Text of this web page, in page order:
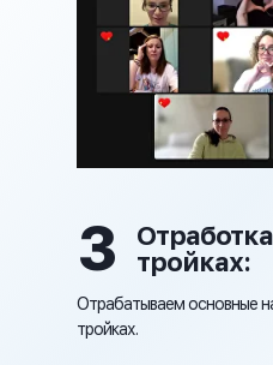
Отрабатываем основные
тройках.
3
тройках: